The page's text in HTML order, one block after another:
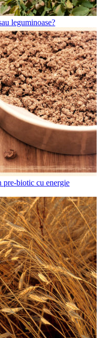
leguminoase?
biotic cu energie